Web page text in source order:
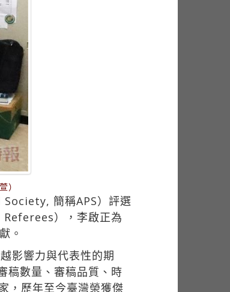
）
Society, 簡稱APS）評選
），李啟正為
。
影響力與代表性的期
數量、審稿品質、時
，歷年至今臺灣榮獲傑